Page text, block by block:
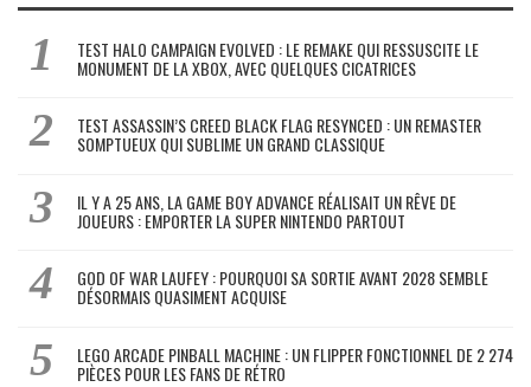
TEST HALO CAMPAIGN EVOLVED : LE REMAKE QUI RESSUSCITE LE
MONUMENT DE LA XBOX, AVEC QUELQUES CICATRICES
TEST ASSASSIN’S CREED BLACK FLAG RESYNCED : UN REMASTER
SOMPTUEUX QUI SUBLIME UN GRAND CLASSIQUE
IL Y A 25 ANS, LA GAME BOY ADVANCE RÉALISAIT UN RÊVE DE
JOUEURS : EMPORTER LA SUPER NINTENDO PARTOUT
GOD OF WAR LAUFEY : POURQUOI SA SORTIE AVANT 2028 SEMBLE
DÉSORMAIS QUASIMENT ACQUISE
LEGO ARCADE PINBALL MACHINE : UN FLIPPER FONCTIONNEL DE 2 274
PIÈCES POUR LES FANS DE RÉTRO